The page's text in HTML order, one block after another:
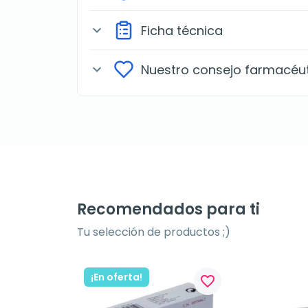
expand_more Ficha técnica
expand_more Nuestro consejo
Recomendados para ti
Tu selección de productos ;)
¡En oferta! favorite_border